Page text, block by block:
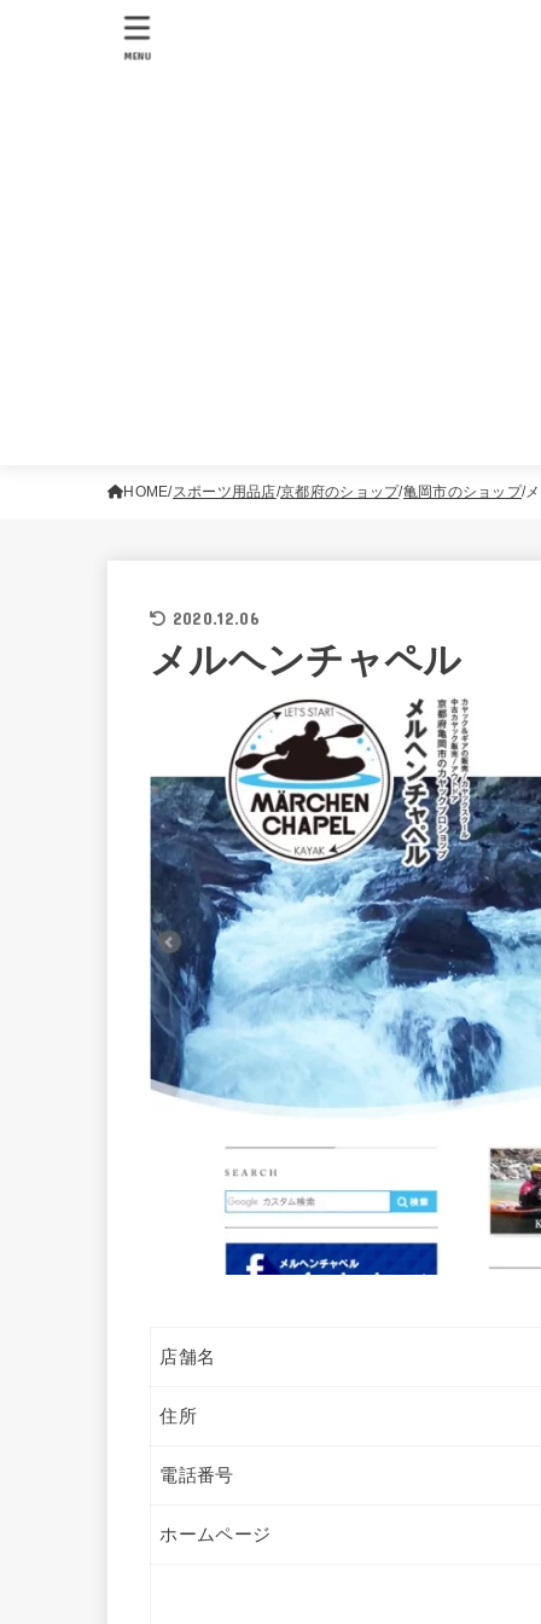
MENU
HOME スポーツ用品店 京都府のショップ 亀岡市のショップ
2020.12.06
メルヘンチャペル
店舗名
住所
電話番号
ホームページ